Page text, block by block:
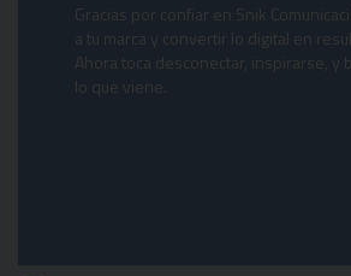
Gracias por confiar en Snik
a tu marca y convertir lo digital en
Ahora toca desconectar, inspirarse, y
lo que viene.